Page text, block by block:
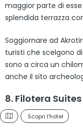
maggior parte di
splendida terrazza
Soggiornare ad
turisti che scelgono
sono a circa un
anche il sito
8. Filotera Suites
Scopri l'hotel